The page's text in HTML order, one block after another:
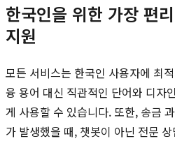
한국인을 위한 가장 편
지원
모든 서비스는 한국인 사용자에 최
융 용어 대신 직관적인 단어와 디자
게 사용할 수 있습니다. 또한, 송금
가 발생했을 때, 챗봇이 아닌 전문